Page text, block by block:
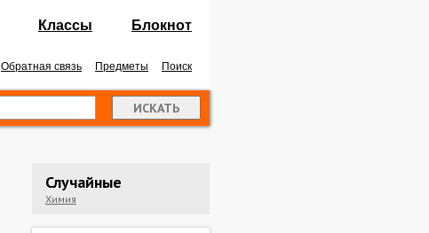
Классы Блокнот
Обратная связь Предметы Поиск
Случайные
Химия